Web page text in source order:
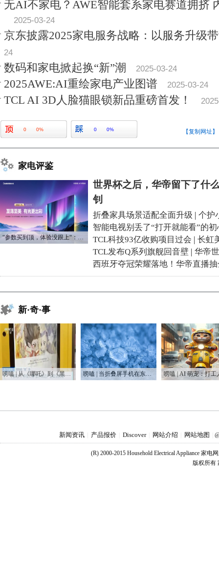
无AI不家电？AWE智能套系家电赛道拥挤
2025-03-24
京东披露2025家电服务战略：以服务升级
24
数码和家电掀起换“新”潮 2025-03-24
2025AWE:AI重绘家电产业图谱 2025-03-24
TCL AI 3D人脸猫眼锁新品重磅首发！
0 0% 0 0% 【复制网址】
家电评鉴
“参数买到顶，体验没跟上“：长虹追光Q70S给高端电视打了个样
世界杯之后，华帝留下了什
钊
折叠家具场景适配全面升级 | 个护
智能电视别丢了“打开就能看”的初
TCL科技93亿收购项目过会 | 长虹
TCL发布Q系列旗舰回音壁 | 华帝
西班牙夺冠荣耀落地！华帝直播
新·奇·事
唠嗑 | 从《哪吒》到《黑神话悟空》 这届国产IP赢麻了 唠嗑 | 当折叠屏手机在东北“爆冷”
新闻资讯 产品报价 Discover 网站介绍 网站地图
(R) 2000-2015 Household Electrical Appliance 家电
版权所有